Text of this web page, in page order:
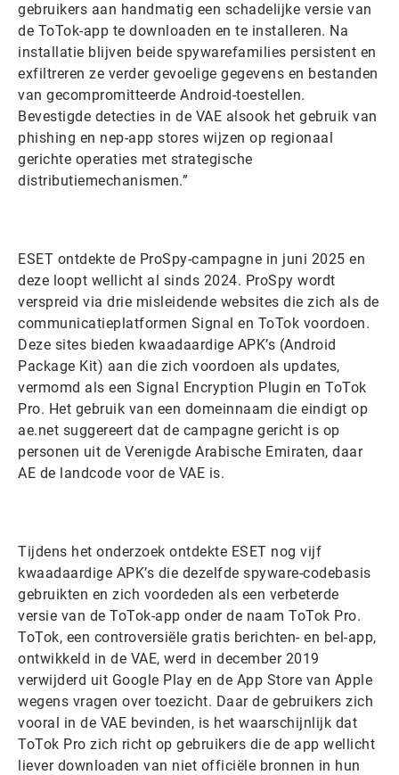
gebruikers aan handmatig een schadelijke versie van
de ToTok-app te downloaden en te installeren. Na
installatie blijven beide spywarefamilies persistent en
exfiltreren ze verder gevoelige gegevens en bestanden
van gecompromitteerde Android-toestellen.
Bevestigde detecties in de VAE alsook het gebruik van
phishing en nep-app stores wijzen op regionaal
gerichte operaties met strategische
distributiemechanismen.”
ESET ontdekte de ProSpy-campagne in juni 2025 en
deze loopt wellicht al sinds 2024. ProSpy wordt
verspreid via drie misleidende websites die zich als de
communicatieplatformen Signal en ToTok voordoen.
Deze sites bieden kwaadaardige APK’s (Android
Package Kit) aan die zich voordoen als updates,
vermomd als een Signal Encryption Plugin en ToTok
Pro. Het gebruik van een domeinnaam die eindigt op
ae.net suggereert dat de campagne gericht is op
personen uit de Verenigde Arabische Emiraten, daar
AE de landcode voor de VAE is.
Tijdens het onderzoek ontdekte ESET nog vijf
kwaadaardige APK’s die dezelfde spyware-codebasis
gebruikten en zich voordeden als een verbeterde
versie van de ToTok-app onder de naam ToTok Pro.
ToTok, een controversiële gratis berichten- en bel-app,
ontwikkeld in de VAE, werd in december 2019
verwijderd uit Google Play en de App Store van Apple
wegens vragen over toezicht. Daar de gebruikers zich
vooral in de VAE bevinden, is het waarschijnlijk dat
ToTok Pro zich richt op gebruikers die de app wellicht
liever downloaden van niet officiële bronnen in hun